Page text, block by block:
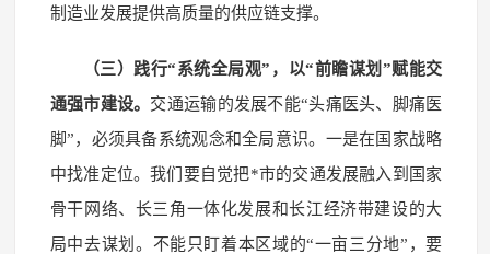
制造业发展提供高质量的供应链支撑。
（三）践行“系统全局观”，以“前瞻谋划”赋能交
通强市建设。 交通运输的发展不能“头痛医头、脚痛医
脚”，必须具备系统观念和全局意识。一是在国家战略
中找准定位。我们要自觉把*市的交通发展融入到国家
骨干网络、长三角一体化发展和长江经济带建设的大
局中去谋划。不能只盯着本区域的“一亩三分地”，要